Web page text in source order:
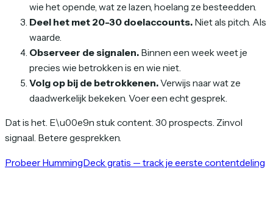
wie het opende, wat ze lazen, hoelang ze besteedden.
Deel het met 20-30 doelaccounts. Niet als pitch. Als
waarde.
Observeer de signalen. Binnen een week weet je
precies wie betrokken is en wie niet.
Volg op bij de betrokkenen.Verwijs naar wat ze
daadwerkelijk bekeken. Voer een echt gesprek.
Dat is het. E\u00e9n stuk content. 30 prospects. Zinvol
signaal. Betere gesprekken.
Probeer HummingDeck gratis — track je eerste contentdeling